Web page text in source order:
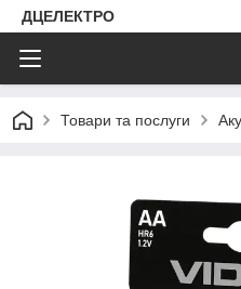
ДЦЕЛЕКТРО
Товари та послуги